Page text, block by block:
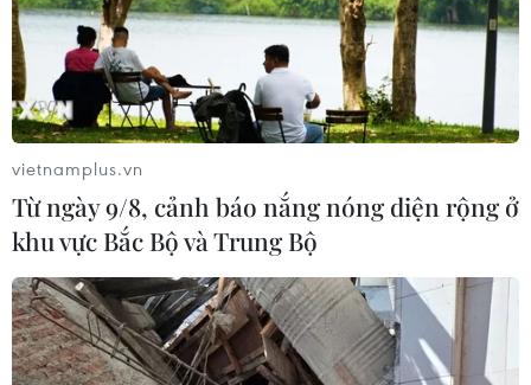
06/08/2026 06:40
Doanh thu AI của Microsoft phụ
thuộc phần lớn vào đối tác OpenAI
06/08/2026 06:31
Tây Ninh: Tạo điều kiện hình thành
doanh nghiệp công nghệ chiến lược
06/08/2026 04:45
vietnamplus.vn
Từ ngày 9/8, cảnh báo nắng nóng diện rộng ở
khu vực Bắc Bộ và Trung Bộ